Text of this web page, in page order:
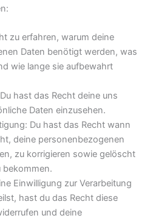
zu erfahren, warum deine
Daten benötigt werden, was
wie lange sie aufbewahrt
hast das Recht deine uns
Daten einzusehen.
Du hast das Recht wann
deine personenbezogenen
zu korrigieren sowie gelöscht
bekommen.
Einwilligung zur Verarbeitung
hast du das Recht diese
und deine